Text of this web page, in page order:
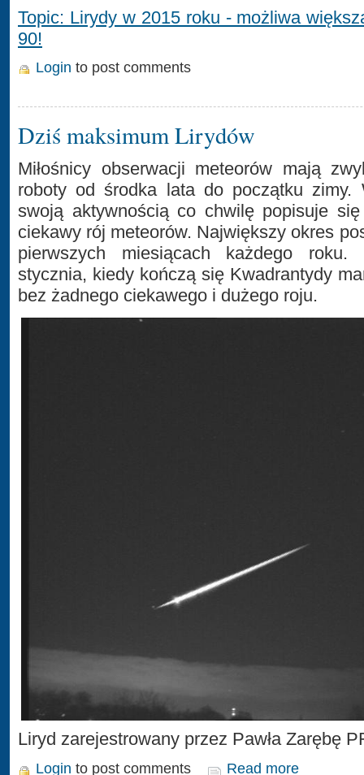
Topic: Lirydy w 2015 roku - możliwa
90!
Login to post comments
Dziś maksimum Lirydów
Miłośnicy obserwacji meteorów mają
roboty od środka lata do początku zimy.
swoją aktywnością co chwilę popisuje
ciekawy rój meteorów. Największy okres
pierwszych miesiącach każdego roku.
stycznia, kiedy kończą się Kwadrantydy
bez żadnego ciekawego i dużego roju.
Liryd zarejestrowany przez Pawła Zarębę
Login to post comments Read more